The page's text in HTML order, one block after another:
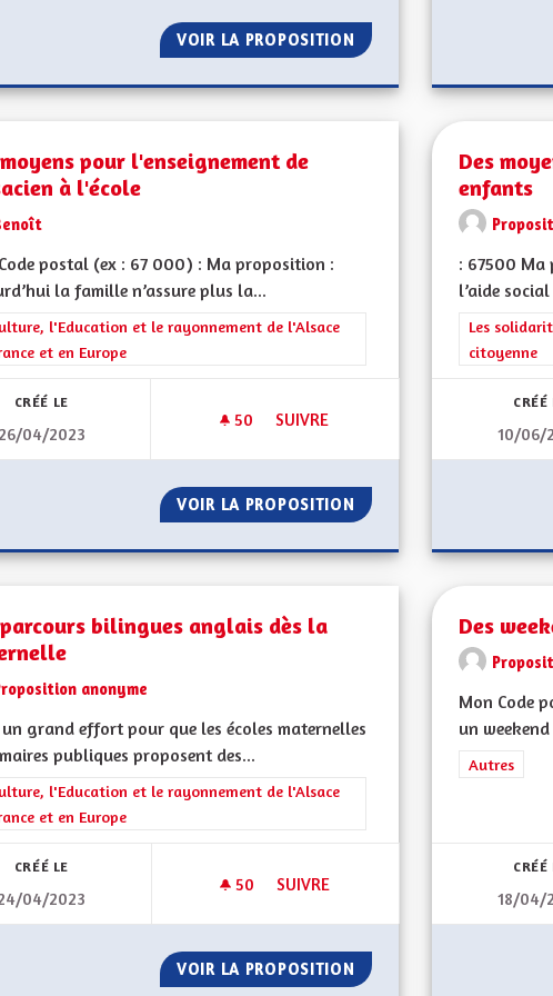
VOIR LA PROPOSITION DES LUMINAIRES À
pour l'enseignement de
à l'école
postal (ex : 67 000) : Ma proposition :
la famille n’assure plus la...
les résultats de la catégorie : La Culture, l'Education et le rayonnement de
l'Education et le rayonnement de l'Alsace
et en Europe
CRÉÉ LE
26/04/2023
50 50 ABONNÉS
SUIVRE
DES MOYENS POUR L'ENSEIGNEMENT
VOIR LA PROPOSITION DES MOYENS POUR
Des
enfants
: 67500 Ma
l’aide
Filtrer les
Les
citoyenne
CRÉÉ
10/06/
parcours bilingues anglais dès la
anonyme
grand effort pour que les écoles maternelles
publiques proposent des...
les résultats de la catégorie : La Culture, l'Education et le rayonnement de
l'Education et le rayonnement de l'Alsace
et en Europe
CRÉÉ LE
04/2023
50 50 ABONNÉS
SUIVRE
DES PARCOURS BILINGUES ANGLAIS
VOIR LA PROPOSITION DES PARCOURS
Des
Mon Code
un
Filtrer les
Autres
CRÉÉ
18/04/